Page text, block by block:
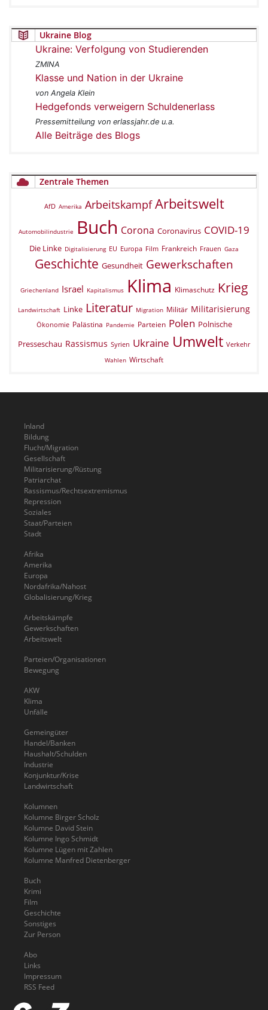
Ukraine Blog
Ukraine: Verfolgung von Studierenden
ZMINA
Klasse und Nation in der Ukraine
von Angela Klein
Hedgefonds verweigern Schuldenerlass
Pressemitteilung von erlassjahr.de u.a.
Alle Beiträge des Blogs
Zentrale Themen
AfD Amerika Arbeitskampf Arbeitswelt
Automobilindustrie Buch Corona Coronavirus COVID-19
Die Linke Digitalisierung EU Europa Film Frankreich Frauen Gaza
Geschichte Gesundheit Gewerkschaften
Griechenland Israel Kapitalismus Klima Klimaschutz Krieg
Landwirtschaft Linke Literatur Migration Militär Militarisierung
Ökonomie Palästina Pandemie Parteien Polen Polnische
Presseschau Rassismus Syrien Ukraine Umwelt Verkehr
Wahlen Wirtschaft
Inland
Bildung
Flucht/Migration
Gesellschaft
Militarisierung/Rüstung
Patriarchat
Rassismus/Rechtsextremismus
Repression
Soziales
Staat/Parteien
Stadt
Afrika
Amerika
Europa
Nordafrika/Nahost
Globalisierung/Krieg
Arbeitskämpfe
Gewerkschaften
Arbeitswelt
Parteien/Organisationen
Bewegung
AKW
Klima
Unfälle
Gemeingüter
Handel/Banken
Haushalt/Schulden
Industrie
Konjunktur/Krise
Landwirtschaft
Kolumnen
Kolumne Birger Scholz
Kolumne David Stein
Kolumne Ingo Schmidt
Kolumne Lügen mit Zahlen
Kolumne Manfred Dietenberger
Buch
Krimi
Film
Geschichte
Sonstiges
Zur Person
Abo
Links
Impressum
RSS Feed